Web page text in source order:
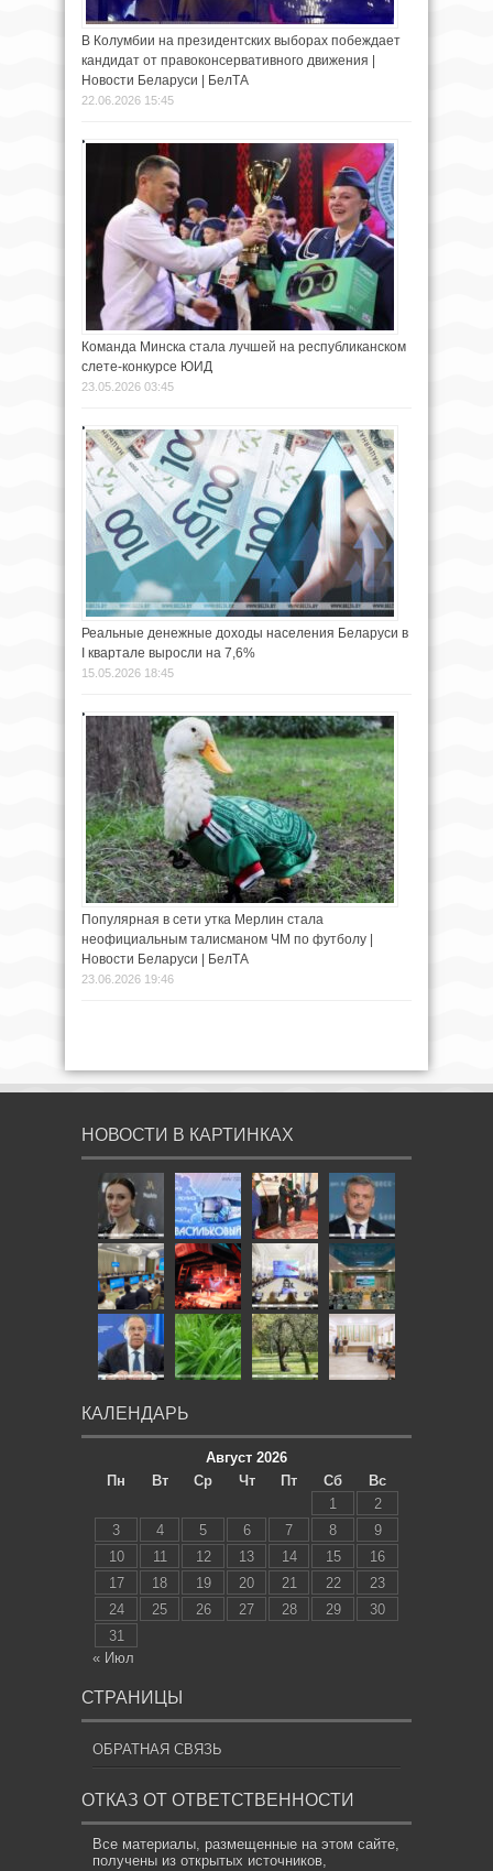
В Колумбии на президентских выборах побеждает
кандидат от правоконсервативного движения |
Новости Беларуси | БелТА
22.06.2026 15:45
Команда Минска стала лучшей на республиканском
слете-конкурсе ЮИД
23.05.2026 03:45
Реальные денежные доходы населения Беларуси в
I квартале выросли на 7,6%
15.05.2026 18:45
Популярная в сети утка Мерлин стала
неофициальным талисманом ЧМ по футболу |
Новости Беларуси | БелТА
23.06.2026 19:46
НОВОСТИ В КАРТИНКАХ
КАЛЕНДАРЬ
Август 2026
Пн
Вт Ср Чт Пт Сб
Вс
1
2
3
4 5 6 7 8
9
10
11 12 13 14 15
16
17
18 19 20 21 22
23
24
25 26 27 28 29
30
31
« Июл
СТРАНИЦЫ
ОБРАТНАЯ СВЯЗЬ
ОТКАЗ ОТ ОТВЕТСТВЕННОСТИ
Все материалы, размещенные на этом сайте,
получены из открытых источников,